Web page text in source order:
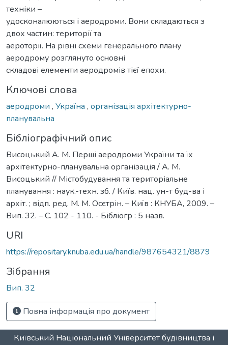
техніки –
удосконалюються і аеродроми. Вони складаються з
двох частин: території та
аероторії. На рівні схеми генерального плану
аеродрому розглянуто основні
складові елементи аеродромів тієї епохи.
Ключові слова
аеродроми , Україна , організація архітектурно-
планувальна
Бібліографічний опис
Висоцький А. М. Перші аеродроми України та їх
архітектурно-планувальна організація / А. М.
Висоцький // Містобудування та територіальне
планування : наук.-техн. зб. / Київ. нац. ун-т буд-ва і
архіт. ; відп. ред. М. М. Осєтрін. – Київ : КНУБА, 2009. –
Вип. 32. – С. 102 - 110. - Бібліогр : 5 назв.
URI
https://repositary.knuba.edu.ua/handle/987654321/8879
Зібрання
Вип. 32
Повна інформація про документ
Київський Національний Університет будівництва і